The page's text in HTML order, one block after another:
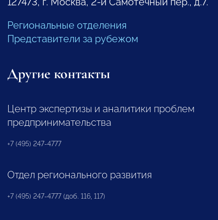
Региональные отделения
Представители за рубежом
Другие контакты
Центр экспертизы и аналитики проблем
предпринимательства
+7 (495) 247-4777
Отдел регионального развития
+7 (495) 247-4777 (доб. 116, 117)